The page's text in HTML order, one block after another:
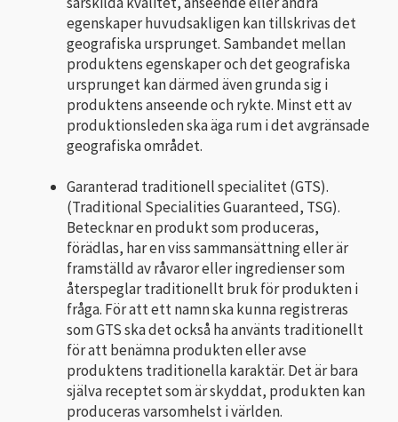
egenskaper huvudsakligen kan tillskrivas det
geografiska ursprunget. Sambandet mellan
produktens egenskaper och det geografiska
ursprunget kan därmed även grunda sig i
produktens anseende och rykte. Minst ett av
produktionsleden ska äga rum i det avgränsade
geografiska området.
Garanterad traditionell specialitet (GTS).
(Traditional Specialities Guaranteed, TSG).
Betecknar en produkt som produceras,
förädlas, har en viss sammansättning eller är
framställd av råvaror eller ingredienser som
återspeglar traditionellt bruk för produkten i
fråga. För att ett namn ska kunna registreras
som GTS ska det också ha använts traditionellt
för att benämna produkten eller avse
produktens traditionella karaktär. Det är bara
själva receptet som är skyddat, produkten kan
produceras varsomhelst i världen.